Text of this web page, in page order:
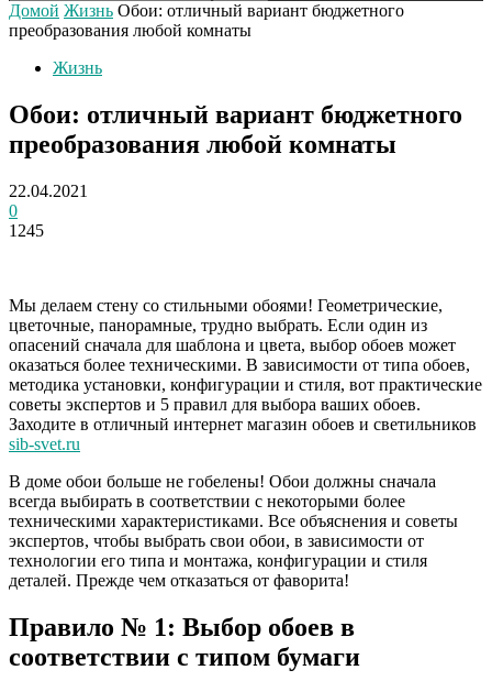
Домой Жизнь Обои: отличный вариант бюджетного
преобразования любой комнаты
Жизнь
Обои: отличный вариант бюджетного
преобразования любой комнаты
22.04.2021
0
1245
Мы делаем стену со стильными обоями! Геометрические,
цветочные, панорамные, трудно выбрать. Если один из
опасений сначала для шаблона и цвета, выбор обоев может
оказаться более техническими. В зависимости от типа обоев,
методика установки, конфигурации и стиля, вот практические
советы экспертов и 5 правил для выбора ваших обоев.
Заходите в отличный интернет магазин обоев и светильников
sib-svet.ru
В доме обои больше не гобелены! Обои должны сначала
всегда выбирать в соответствии с некоторыми более
техническими характеристиками. Все объяснения и советы
экспертов, чтобы выбрать свои обои, в зависимости от
технологии его типа и монтажа, конфигурации и стиля
деталей. Прежде чем отказаться от фаворита!
Правило № 1: Выбор обоев в
соответствии с типом бумаги